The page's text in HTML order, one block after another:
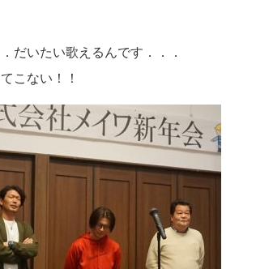
だいたい歌えるんです．．．
こない！！